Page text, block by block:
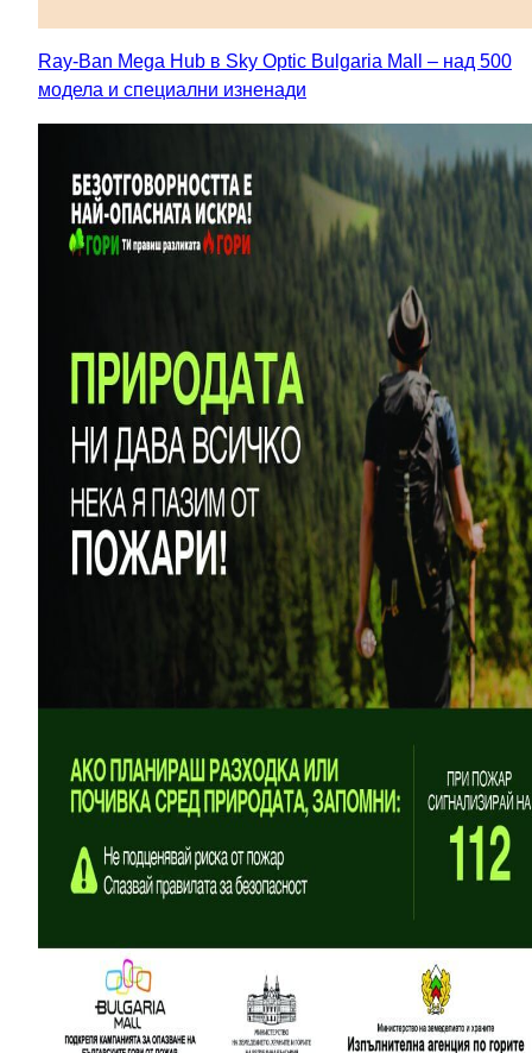
Ray-Ban Mega Hub в Sky Optic Bulgaria Mall – над 500
модела и специални изненади